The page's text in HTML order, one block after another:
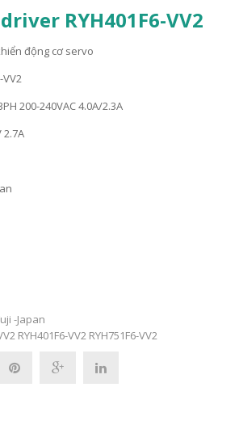
RYH401F6-VV2
động cơ servo
VV2
200-240VAC 4.0A/2.3A
2.7A
-Japan
RYH401F6-VV2 RYH751F6-VV2